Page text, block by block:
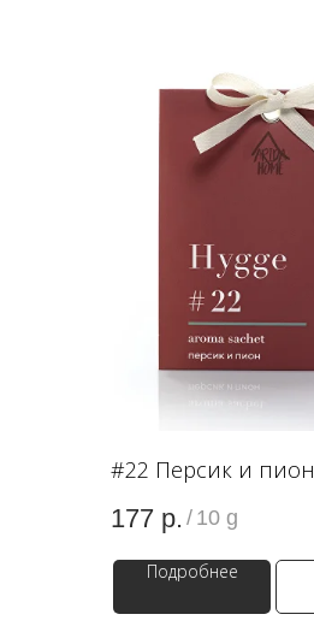
#22 Персик и пион
177 р. / 10 g
Подробнее